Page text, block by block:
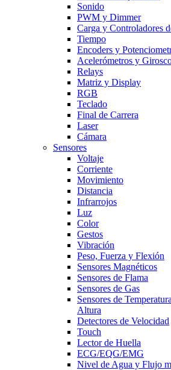
Sonido
PWM y Dimmer
Carga y Controladores
Tiempo
Encoders y
Acelerómetros y
Relays
Matriz y Display
RGB
Teclado
Final de Carrera
Laser
Cámara
Sensores
Voltaje
Corriente
Movimiento
Distancia
Infrarrojos
Luz
Color
Gestos
Vibración
Peso, Fuerza y Flexión
Sensores Magnéticos
Sensores de Flama
Sensores de Gas
Sensores de
Altura
Detectores de Velocidad
Touch
Lector de Huella
ECG/EQG/EMG
Nivel de Agua y Flujo